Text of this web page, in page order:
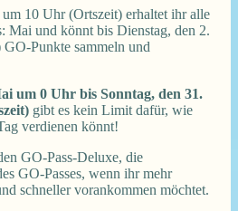
10 Uhr (Ortszeit) erhaltet ihr alle
Mai und könnt bis Dienstag, den 2.
Punkte sammeln und
um 0 Uhr bis Sonntag, den 31.
gibt es kein Limit dafür, wie
verdienen könnt!
GO-Pass-Deluxe, die
GO-Passes, wenn ihr mehr
schneller vorankommen möchtet.